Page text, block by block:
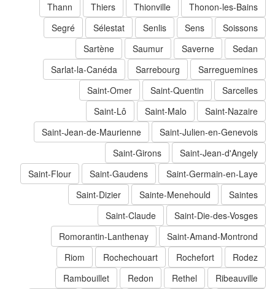
Thonon-les-Bains
Thionville
Thiers
Thann
Soissons
Sens
Senlis
Sélestat
Segré
Sedan
Saverne
Saumur
Sartène
Sarreguemines
Sarrebourg
Sarlat-la-Canéda
Sarcelles
Saint-Quentin
Saint-Omer
Saint-Nazaire
Saint-Malo
Saint-Lô
Saint-Julien-en-Genevois
Saint-Jean-de-Maurienne
Saint-Jean-d'Angely
Saint-Girons
Saint-Germain-en-Laye
Saint-Gaudens
Saint-Flour
Saintes
Sainte-Menehould
Saint-Dizier
Saint-Die-des-Vosges
Saint-Claude
Saint-Amand-Montrond
Romorantin-Lanthenay
Rodez
Rochefort
Rochechouart
Riom
Ribeauville
Rethel
Redon
Rambouillet